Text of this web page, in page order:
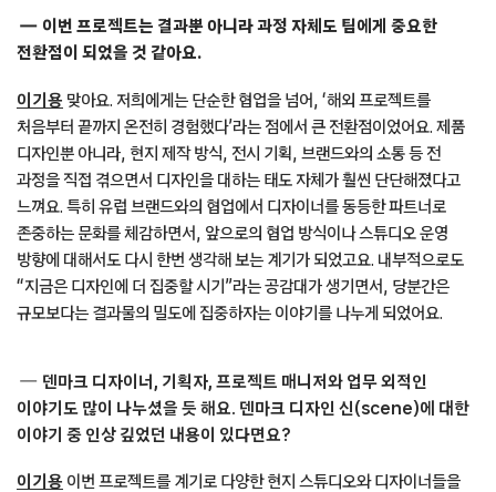
이번 프로젝트는 결과뿐 아니라 과정 자체도 팀에게 중요한
전환점이 되었을 것 같아요.
이기용 맞아요. 저희에게는 단순한 협업을 넘어, ‘해외 프로젝트를
처음부터 끝까지 온전히 경험했다’라는 점에서 큰 전환점이었어요. 제품
디자인뿐 아니라, 현지 제작 방식, 전시 기획, 브랜드와의 소통 등 전
과정을 직접 겪으면서 디자인을 대하는 태도 자체가 훨씬 단단해졌다고
느껴요. 특히 유럽 브랜드와의 협업에서 디자이너를 동등한 파트너로
존중하는 문화를 체감하면서, 앞으로의 협업 방식이나 스튜디오 운영
방향에 대해서도 다시 한번 생각해 보는 계기가 되었고요. 내부적으로도
“지금은 디자인에 더 집중할 시기”라는 공감대가 생기면서, 당분간은
규모보다는 결과물의 밀도에 집중하자는 이야기를 나누게 되었어요.
덴마크 디자이너, 기획자, 프로젝트 매니저와 업무 외적인
이야기도 많이 나누셨을 듯 해요. 덴마크 디자인 신(scene)에 대한
이야기 중 인상 깊었던 내용이 있다면요?
이기용 이번 프로젝트를 계기로 다양한 현지 스튜디오와 디자이너들을